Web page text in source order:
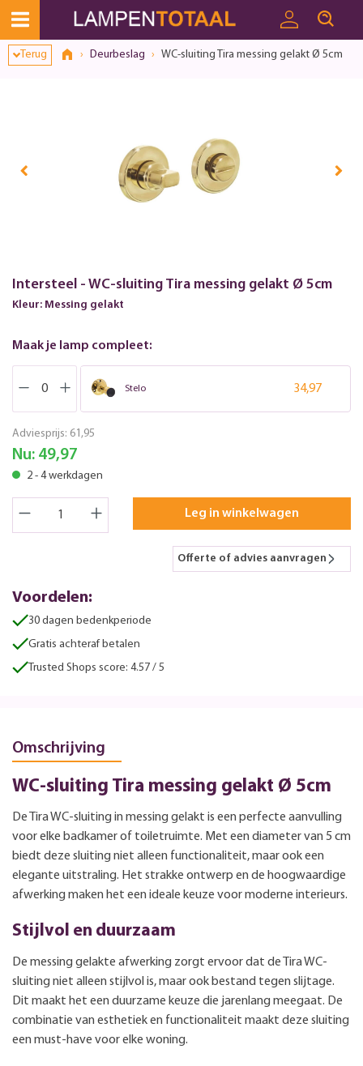
Terug Deurbeslag WC-sluiting Tira messing gelakt Ø 5cm
Intersteel - WC-sluiting Tira messing gelakt Ø 5cm
Kleur: Messing gelakt
Maak je lamp compleet:
Stelo 34,97
Adviesprijs: 61,95
Nu: 49,97
2 - 4 werkdagen
Leg in winkelwagen
Offerte of advies aanvragen
Voordelen:
30 dagen bedenkperiode
Gratis achteraf betalen
Trusted Shops score: 4.57 / 5
Omschrijving
WC-sluiting Tira messing gelakt Ø 5cm
De Tira WC-sluiting in messing gelakt is een perfecte aanvulling
voor elke badkamer of toiletruimte. Met een diameter van 5 cm
biedt deze sluiting niet alleen functionaliteit, maar ook een
elegante uitstraling. Het strakke ontwerp en de hoogwaardige
afwerking maken het een ideale keuze voor moderne interieurs.
Stijlvol en duurzaam
De messing gelakte afwerking zorgt ervoor dat de Tira WC-
sluiting niet alleen stijlvol is, maar ook bestand tegen slijtage.
Dit maakt het een duurzame keuze die jarenlang meegaat. De
combinatie van esthetiek en functionaliteit maakt deze sluiting
een must-have voor elke woning.
Toestemmingsvenster geopend